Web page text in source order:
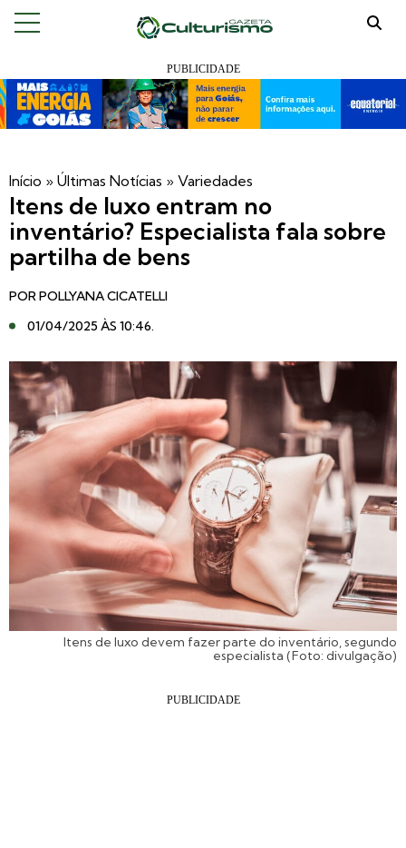
Início » Últimas Notícias » Variedades
Itens de luxo entram no
inventário? Especialista fala sobre
partilha de bens
PORPOLLYANA CICATELLI
01/04/2025 ÀS 10:46.
Itens de luxo devem fazer parte do inventário, segundo
especialista (Foto: divulgação)